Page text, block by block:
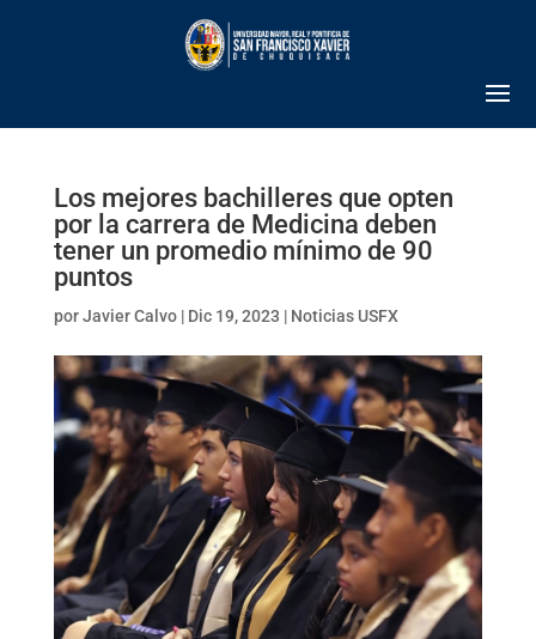
Los mejores bachilleres que opten
por la carrera de Medicina deben
tener un promedio mínimo de 90
puntos
porJavier Calvo| Dic 19, 2023 | Noticias USFX